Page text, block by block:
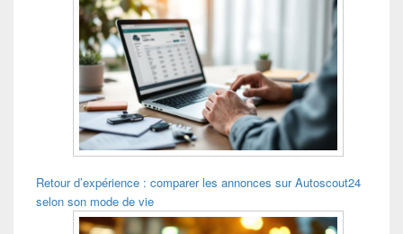
Retour d’expérience : comparer les annonces sur Autoscout24
selon son mode de vie